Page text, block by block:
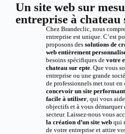
Un site web sur
entreprise à chateau
Chez Brandeclic, nous
entreprise est unique. C’est
proposons des solutions de
web entièrement
besoins spécifiques de votre
chateau sur epte. Que vous
entreprise ou une grande
de professionnels met tout
concevoir un site
facile à utiliser, qui vous
objectifs et à vous démarquer
secteur. Laissez-nous vous
la création d’un site webqui
de votre entreprise et attire